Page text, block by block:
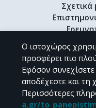
Διδακτορικές
Ο ιστοχώρος
προσφέρει πιο
Εφόσον
αποδέχεστε και τη
Περισσότερες
a.gr/